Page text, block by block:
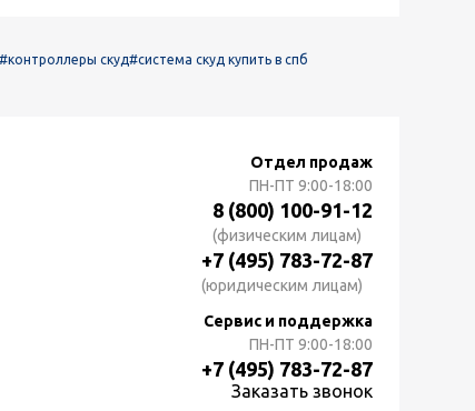
#контроллеры скуд#система скуд купить в спб
Отдел продаж
ПН-ПТ 9:00-18:00
8 (800) 100-91-12
(физическим лицам)
+7 (495) 783-72-87
(юридическим лицам)
Сервис и поддержка
ПН-ПТ 9:00-18:00
+7 (495) 783-72-87
Заказать звонок